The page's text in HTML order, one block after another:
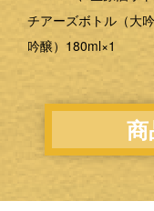
チアーズボトル（大
吟醸）180ml×1